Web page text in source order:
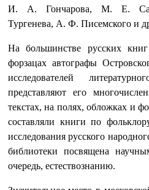
И. А. Гончарова, М. Е.
Тургенева, А. Ф. Писемского и
На большинстве русских
форзацах автографы
исследователей
представляют его
текстах, на полях, обложках и
составляли книги по
исследования русского
библиотеки посвящена
очередь, естествознанию.